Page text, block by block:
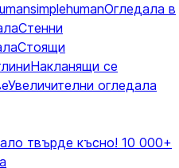
simplehumanОгледала в
Стенни
Стоящи
Накланящи се
Увеличителни огледала
твърде късно! 10 000+